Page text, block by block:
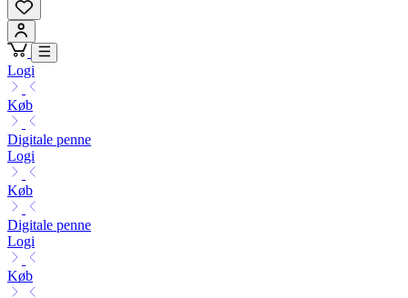
Logi
Køb
Digitale penne
Logi
Køb
Digitale penne
Logi
Køb